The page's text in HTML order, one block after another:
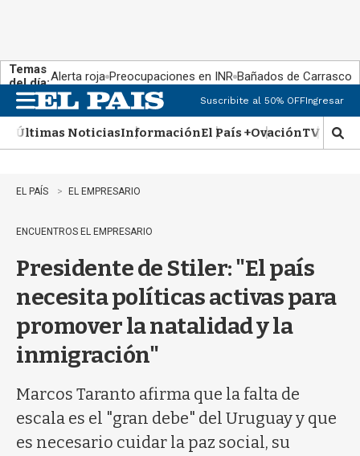
Temas
del día:Alerta roja Preocupaciones en INR Bañados de Carrasco
n
u
Suscribite al 50% OFFIngresar
Últimas NoticiasInformaciónEl País +OvaciónTV Show
M
o
EL PAÍS EL EMPRESARIO
ENCUENTROS EL EMPRESARIO
Presidente de Stiler: "El país
necesita políticas activas para
promover la natalidad y la
inmigración"
Marcos Taranto afirma que la falta de
escala es el "gran debe" del Uruguay y que
es necesario cuidar la paz social, su